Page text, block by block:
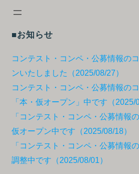
■お知らせ
コンテスト・コンペ・公募情報の
ンいたしました（2025/08/27）
コンテスト・コンペ・公募情報の
「本・仮オープン」中です（2025/
「コンテスト・コンペ・公募情報
仮オープン中です（2025/08/18）
「コンテスト・コンペ・公募情報
調整中です（2025/08/01）